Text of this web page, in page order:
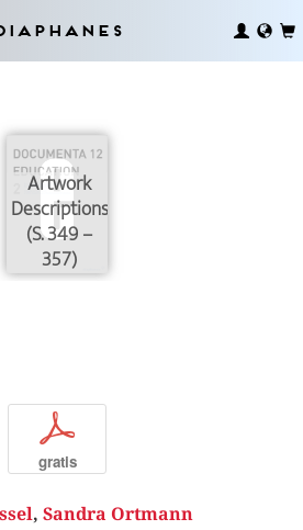
Artwork
Descriptions
(S. 349 –
357)
p
gratis
, Sandra Ortmann